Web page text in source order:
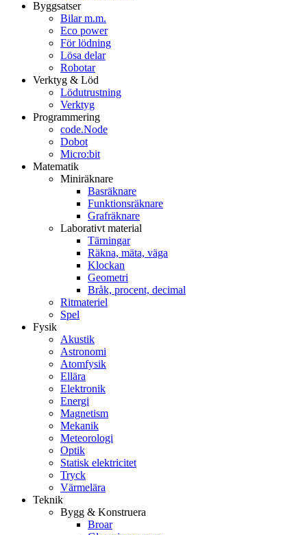
Byggsatser
Bilar m.m.
Eco power
För lödning
Lösa delar
Robotar
Verktyg & Löd
Lödutrustning
Verktyg
Programmering
code.Node
Dobot
Micro:bit
Matematik
Miniräknare
Basräknare
Funktionsräknare
Grafräknare
Laborativt material
Tärningar
Räkna, mäta, väga
Klockan
Geometri
Bråk, procent, decimal
Ritmateriel
Spel
Fysik
Akustik
Astronomi
Atomfysik
Ellära
Elektronik
Energi
Magnetism
Mekanik
Meteorologi
Optik
Statisk elektricitet
Tryck
Värmelära
Teknik
Bygg & Konstruera
Broar